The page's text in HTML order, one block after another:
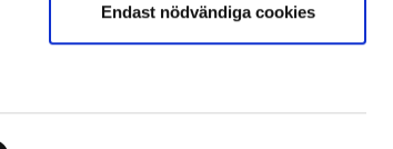
Endast nödvändiga cookies